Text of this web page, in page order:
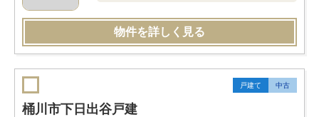
物件を詳しく見る
戸建て 中古
桶川市下日出谷戸建